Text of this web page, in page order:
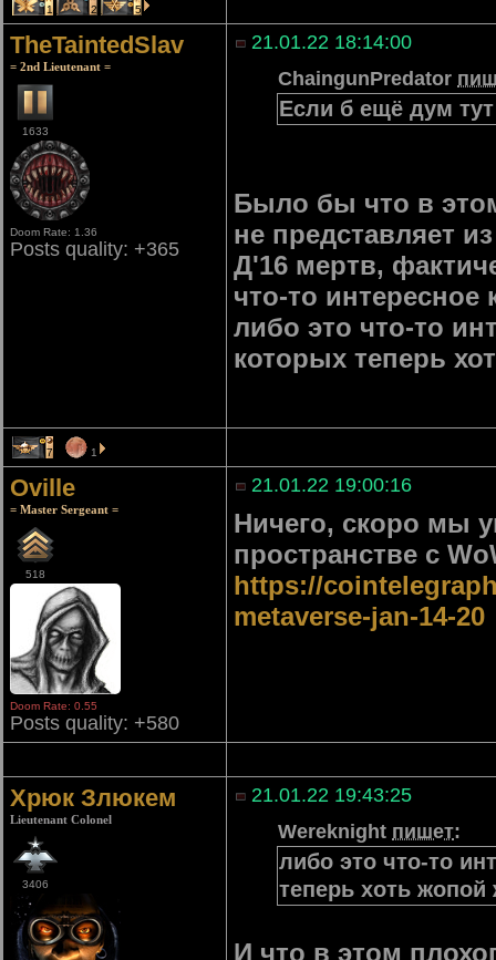
1 2 5
TheTaintedSlav
= 2nd Lieutenant =
1633
Doom Rate: 1.36
Posts quality: +365
21.01.22 18:14:00
ChaingunPredator
Если б ещё дум
Было бы что в
не представляет
Д'16 мертв,
что-то интересное
либо это что-то
которых теперь
7 1
Oville
= Master Sergeant =
518
Doom Rate: 0.55
Posts quality: +580
21.01.22 19:00:16
Ничего, скоро мы
пространстве с
https://
metaverse-jan-14-20
Хрюк Злюкем
Lieutenant Colonel
3406
21.01.22 19:43:25
Wereknight пишет:
либо это что-то
теперь хоть
И что в этом